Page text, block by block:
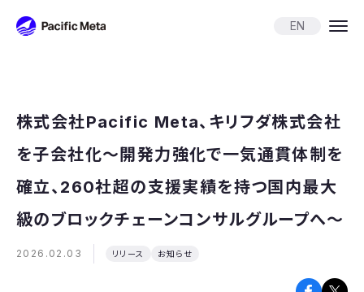
EN
株式会社Pacific Meta、キリフダ株式会社
を子会社化〜開発力強化で一気通貫体制を
確立、260社超の支援実績を持つ国内最大
級のブロックチェーンコンサルグループへ〜
2026.02.03 リリース お知らせ